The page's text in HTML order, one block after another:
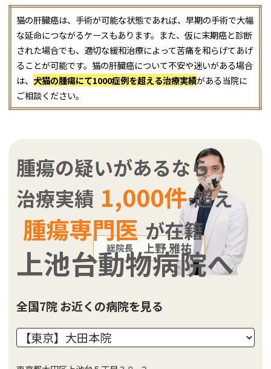
猫の肝臓癌は、手術が可能な状態であれば、早期の手術で大幅
な延命につながるケースもあります。また、仮に末期癌と診断
された場合でも、適切な緩和治療によって苦痛を和らげてあげ
ることが可能です。猫の肝臓癌について不安や迷いがある場合
は、 犬猫の腫瘍にて1000症例を超える治療実績がある当院に
ご相談ください。
腫瘍の疑いがあるなら
治療実績 1,000件 超え
腫瘍専門医 が在籍
上池台動物病院へ
全国7院 お近くの病院を見る